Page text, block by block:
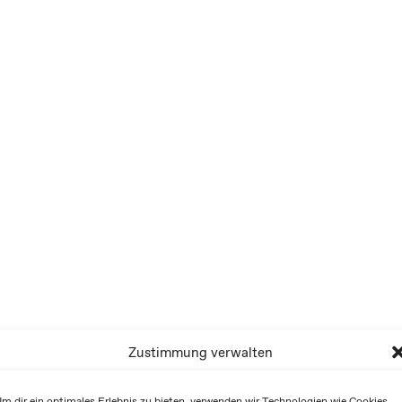
Zustimmung verwalten